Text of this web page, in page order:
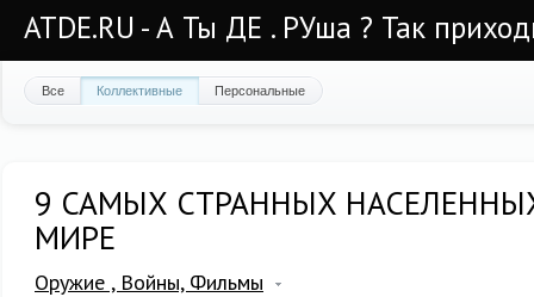
ATDE.RU - А Ты ДЕ . РУша ? Так
Все Коллективные Персональные
9 САМЫХ СТРАННЫХ
МИРЕ
Оружие , Войны, Фильмы